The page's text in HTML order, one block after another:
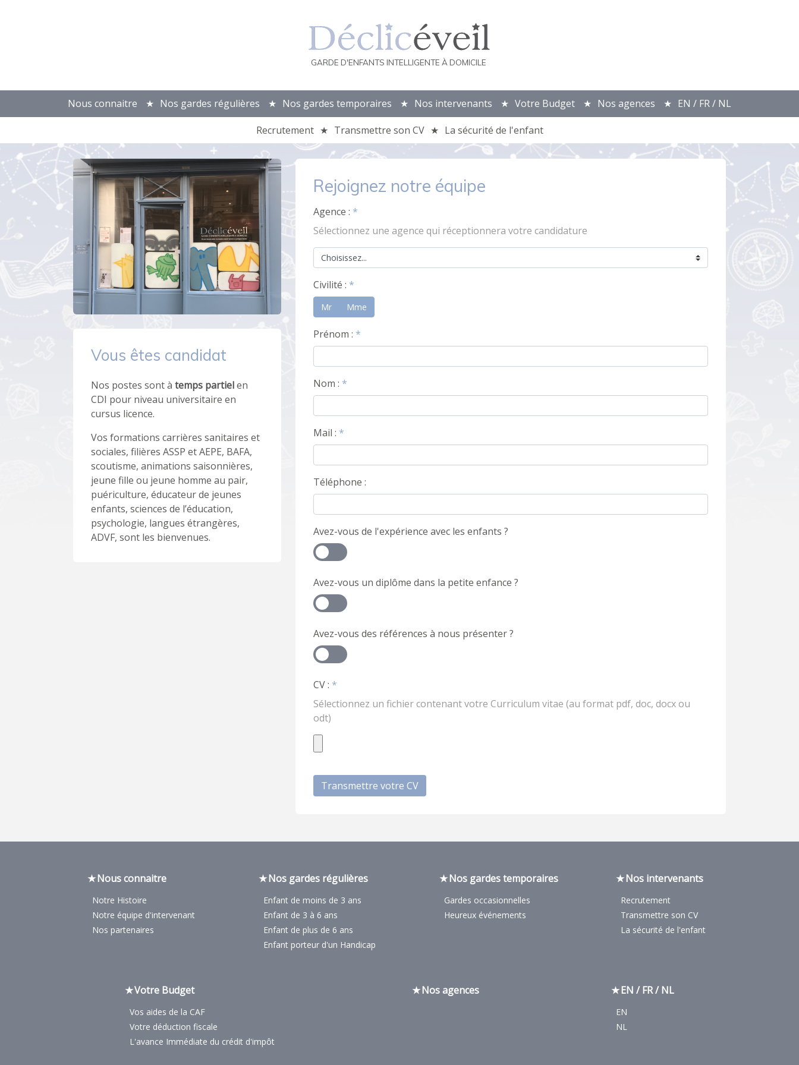
GARDE D'ENFANTS INTELLIGENTE À DOMICILE
Nous connaitre Nos gardes régulières Nos gardes temporaires Nos intervenants
Recrutement Transmettre son CV La sécurité de l'enfant
Votre Budget Nos agences EN / FR / NL
Vous êtes candidat
Nos postes sont à temps partielen
CDI pour niveau universitaire en
cursus licence.
Vos formations carrières sanitaires et
sociales, filières ASSP et AEPE, BAFA,
scoutisme, animations saisonnières,
jeune fille ou jeune homme au pair,
puériculture, éducateur de jeunes
enfants, sciences de l’éducation,
psychologie, langues étrangères,
ADVF, sont les bienvenues.
Rejoignez notre équipe
Agence : *
Sélectionnez une agence qui réceptionnera votre candidature
Civilité : *
Mr Mme
Prénom : *
Nom : *
Mail : *
Téléphone :
Avez-vous de l'expérience avec les enfants ?
Avez-vous un diplôme dans la petite enfance ?
Avez-vous des références à nous présenter ?
CV : *
Sélectionnez un fichier contenant votre Curriculum vitae (au format pdf, doc, docx ou
odt)
Transmettre votre CV
Nous connaitre
Notre Histoire
Notre équipe d'intervenant
Nos partenaires
Nos gardes régulières
Enfant de moins de 3 ans
Enfant de 3 à 6 ans
Enfant de plus de 6 ans
Enfant porteur d'un Handicap
Nos gardes temporaires
Gardes occasionnelles
Heureux événements
Nos intervenants
Recrutement
Transmettre son CV
La sécurité de l'enfant
Votre Budget
Vos aides de la CAF
Votre déduction fiscale
L'avance Immédiate du crédit d'impôt
Nos agences EN / FR / NL
EN
NL